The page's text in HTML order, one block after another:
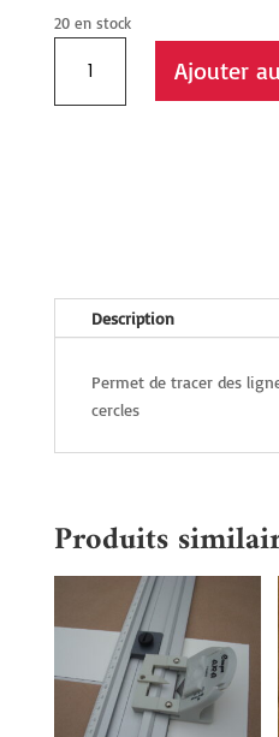
20 en stock
Règle
Ajouter
Description
Permet de tracer des
cercles
Produits